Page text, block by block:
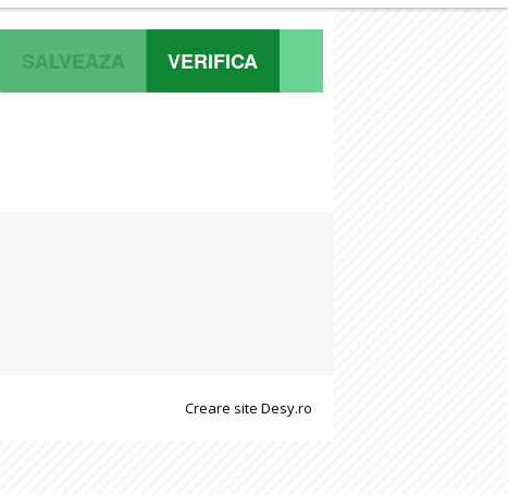
SALVEAZA VERIFICA
Creare site Desy.ro